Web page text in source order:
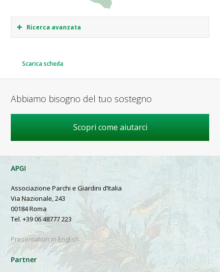
Ricerca avanzata
Scarica scheda
Abbiamo bisogno del tuo sostegno
Scopri come aiutarci
APGI
Associazione Parchi e Giardini d’Italia
Via Nazionale, 243
00184 Roma
Tel. +39 06 48777 223
Presentation in English
Partner